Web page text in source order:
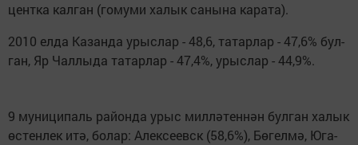
цент­ка кал­ган (го­му­ми ха­лык са­ны­на ка­ра­та).
2010 ел­да Ка­зан­да урыс­лар - 48,6, та­тар­лар - 47,6% бул­
ган, Яр Чал­лы­да та­тар­лар - 47,4%, урыс­лар - 44,9%.
9 му­ни­ци­паль ра­йон­да урыс мил­лә­тен­нән бул­ган ха­лык
өс­тен­лек итә, бо­лар: Алек­се­евск (58,6%), Бө­гел­мә, Юга­